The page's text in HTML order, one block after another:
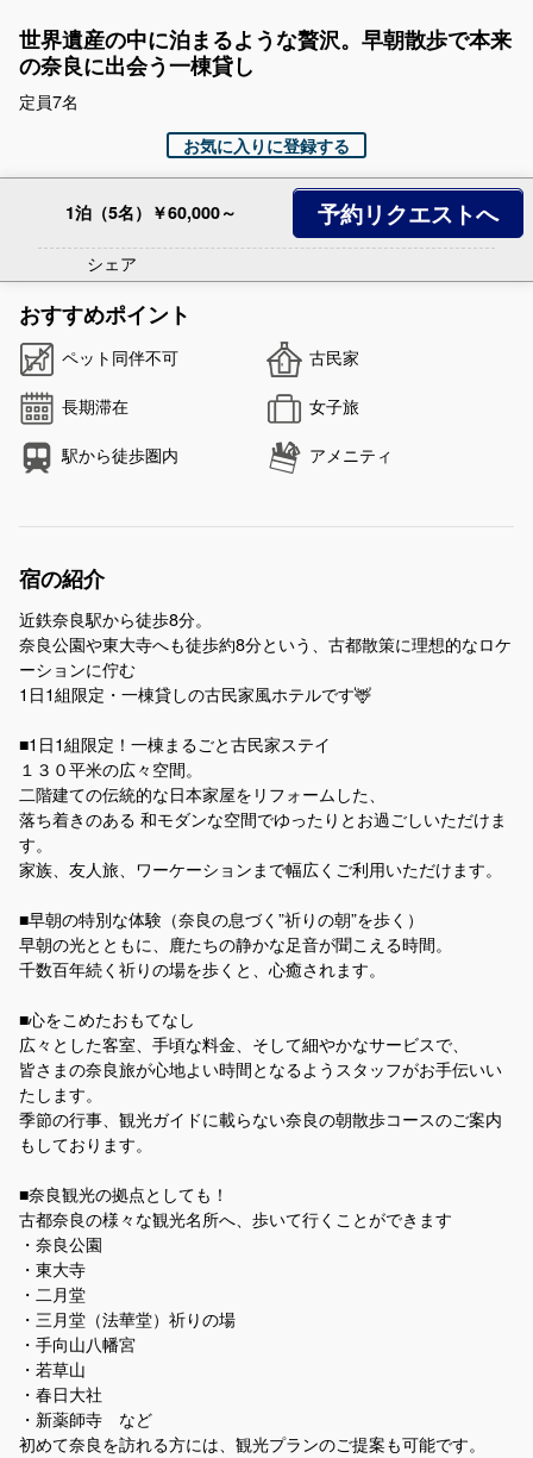
世界遺産の中に泊まるような贅沢。早朝散歩で本来
の奈良に出会う一棟貸し
定員7名
お気に入りに登録する
おすすめポイント
ペット同伴不可
古民家
長期滞在
女子旅
駅から徒歩圏内
アメニティ
宿の紹介
近鉄奈良駅から徒歩8分。
奈良公園や東大寺へも徒歩約8分という、古都散策に理想的なロケ
ーションに佇む
1日1組限定・一棟貸しの古民家風ホテルです🦌
■1日1組限定！一棟まるごと古民家ステイ
１３０平米の広々空間。
二階建ての伝統的な日本家屋をリフォームした、
落ち着きのある 和モダンな空間でゆったりとお過ごしいただけま
す。
家族、友人旅、ワーケーションまで幅広くご利用いただけます。
■早朝の特別な体験（奈良の息づく”祈りの朝”を歩く）
早朝の光とともに、鹿たちの静かな足音が聞こえる時間。
千数百年続く祈りの場を歩くと、心癒されます。
■心をこめたおもてなし
広々とした客室、手頃な料金、そして細やかなサービスで、
皆さまの奈良旅が心地よい時間となるようスタッフがお手伝いい
たします。
季節の行事、観光ガイドに載らない奈良の朝散歩コースのご案内
もしております。
■奈良観光の拠点としても！
古都奈良の様々な観光名所へ、歩いて行くことができます
・奈良公園
・東大寺
・二月堂
・三月堂（法華堂）祈りの場
・手向山八幡宮
・若草山
・春日大社
・新薬師寺 など
初めて奈良を訪れる方には、観光プランのご提案も可能です。
1泊（5名）￥60,000～ 予約リクエストへ
シェア